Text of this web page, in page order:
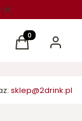
Produkty w
Koszyk Zaloguj
sklep@2drink.pl